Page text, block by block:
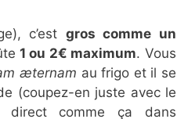
c’est gros comme un
1 ou 2€ maximum. Vous
æternam au frigo et il se
(coupez-en juste avec le
direct comme ça dans